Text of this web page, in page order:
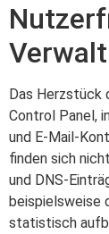
Das Herzstück
Control Panel,
und E-Mail-
finden sich
und DNS-
beispielsweise
statistisch